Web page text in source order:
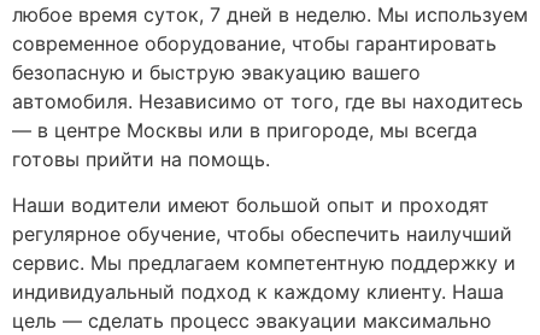
любое время суток, 7 дней в неделю. Мы используем
современное оборудование, чтобы гарантировать
безопасную и быструю эвакуацию вашего
автомобиля. Независимо от того, где вы находитесь
— в центре Москвы или в пригороде, мы всегда
готовы прийти на помощь.
Наши водители имеют большой опыт и проходят
регулярное обучение, чтобы обеспечить наилучший
сервис. Мы предлагаем компетентную поддержку и
индивидуальный подход к каждому клиенту. Наша
цель — сделать процесс эвакуации максимально